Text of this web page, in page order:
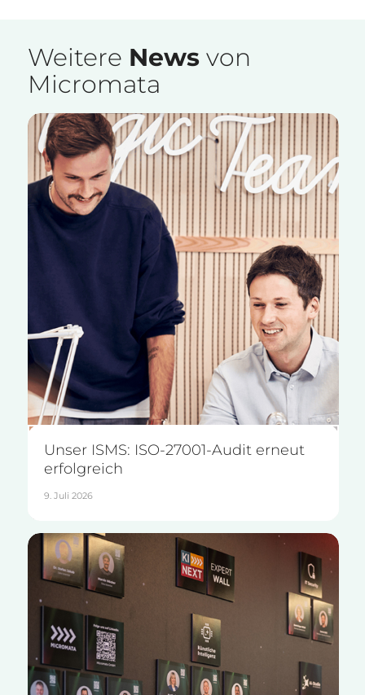
Weitere Newsvon
Micromata
Unser ISMS: ISO-27001-Audit erneut
erfolgreich
9. Juli 2026